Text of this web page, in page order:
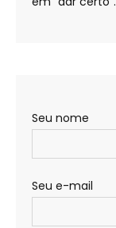
Seu nome
Seu e-mail